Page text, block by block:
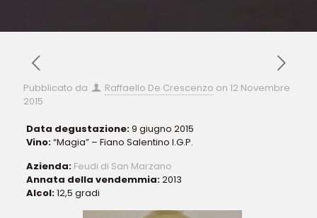
Pubblicato da Raffaello De Crescenzo on 12 Novembre
2015
Data degustazione:9 giugno 2015
Vino:“Magia” – Fiano Salentino I.G.P.
Azienda: Feudi di San Marzano
Annata della vendemmia:2013
Alcol:12,5 gradi